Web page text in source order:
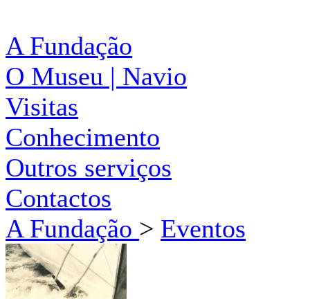
A Fundação
O Museu | Navio
Visitas
Conhecimento
Outros serviços
Contactos
A Fundação > Eventos